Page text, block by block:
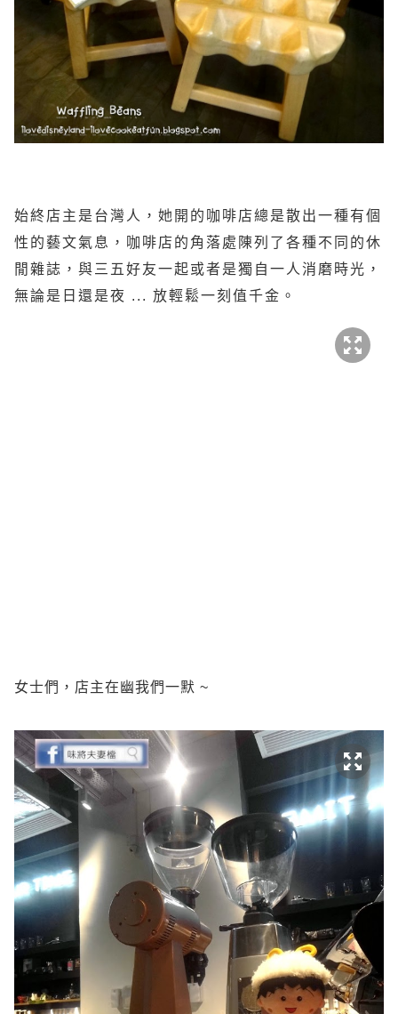
始終店主是台灣人，她開的咖啡店總是散出一種有個
性的藝文氣息，咖啡店的角落處陳列了各種不同的休
閒雜誌，與三五好友一起或者是獨自一人消磨時光，
無論是日還是夜 ... 放輕鬆一刻值千金。
女士們，店主在幽我們一默 ~